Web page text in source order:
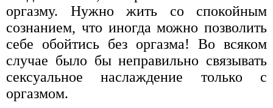
оргазму. Нужно жить со спокойным
сознанием, что иногда можно позволить
себе обойтись без оргазма! Во всяком
случае было бы неправильно связывать
сексуальное наслаждение только с
оргазмом.